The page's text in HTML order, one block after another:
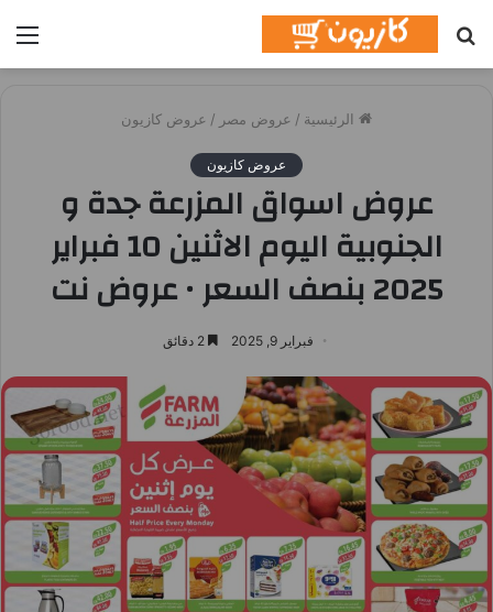
عن
الرئيسية / عروض مصر / عروض كازيون
عروض كازيون
عروض اسواق المزرعة جدة و
الجنوبية اليوم الاثنين 10 فبراير
2025 بنصف السعر • عروض نت
فبراير 9, 2025